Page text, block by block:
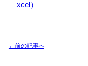
xcel）
←前の記事へ